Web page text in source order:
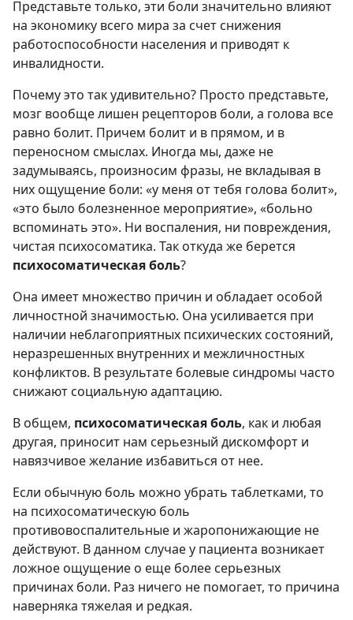
Представьте только, эти боли значительно влияют
на экономику всего мира за счет снижения
работоспособности населения и приводят к
инвалидности.
Почему это так удивительно? Просто представьте,
мозг вообще лишен рецепторов боли, а голова все
равно болит. Причем болит и в прямом, и в
переносном смыслах. Иногда мы, даже не
задумываясь, произносим фразы, не вкладывая в
них ощущение боли: «у меня от тебя голова болит»,
«это было болезненное мероприятие», «больно
вспоминать это». Ни воспаления, ни повреждения,
чистая психосоматика. Так откуда же берется
психосоматическая боль?
Она имеет множество причин и обладает особой
личностной значимостью. Она усиливается при
наличии неблагоприятных психических состояний,
неразрешенных внутренних и межличностных
конфликтов. В результате болевые синдромы часто
снижают социальную адаптацию.
В общем, психосоматическая боль, как и любая
другая, приносит нам серьезный дискомфорт и
навязчивое желание избавиться от нее.
Если обычную боль можно убрать таблетками, то
на психосоматическую боль
противовоспалительные и жаропонижающие не
действуют. В данном случае у пациента возникает
ложное ощущение о еще более серьезных
причинах боли. Раз ничего не помогает, то причина
наверняка тяжелая и редкая.